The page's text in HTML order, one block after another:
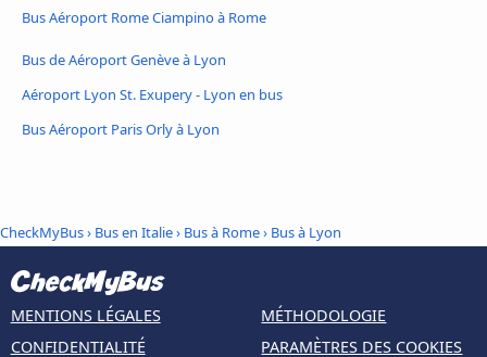
Bus Aéroport Rome Ciampino à Rome
Bus de Aéroport Genève à Lyon
Aéroport Lyon St. Exupery - Lyon en bus
Bus Aéroport Paris Orly à Lyon
CheckMyBus› Bus en Italie› Bus à Rome› Bus à Lyon
MENTIONS LÉGALES
CONFIDENTIALITÉ
MÉTHODOLOGIE
PARAMÈTRES DES COOKIES